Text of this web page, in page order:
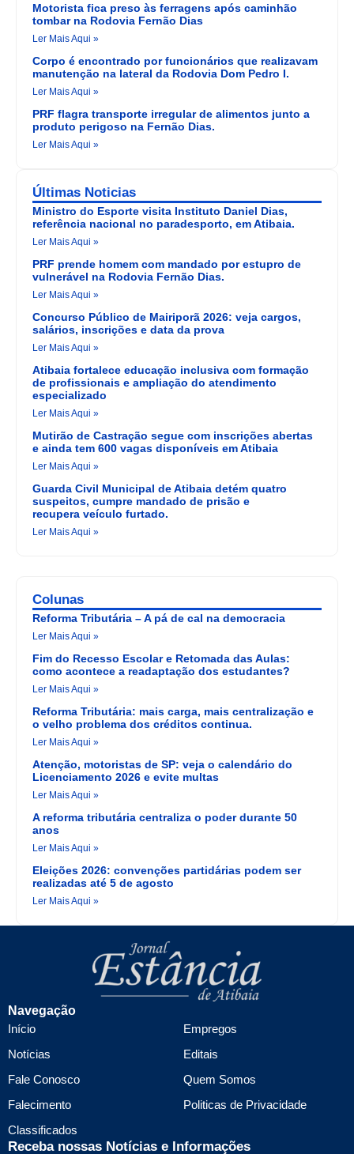
Motorista fica preso às ferragens após caminhão
tombar na Rodovia Fernão Dias
Ler Mais Aqui »
Corpo é encontrado por funcionários que realizavam
manutenção na lateral da Rodovia Dom Pedro I.
Ler Mais Aqui »
PRF flagra transporte irregular de alimentos junto a
produto perigoso na Fernão Dias.
Ler Mais Aqui »
Últimas Noticias
Ministro do Esporte visita Instituto Daniel Dias,
referência nacional no paradesporto, em Atibaia.
Ler Mais Aqui »
PRF prende homem com mandado por estupro de
vulnerável na Rodovia Fernão Dias.
Ler Mais Aqui »
Concurso Público de Mairiporã 2026: veja cargos,
salários, inscrições e data da prova
Ler Mais Aqui »
Atibaia fortalece educação inclusiva com formação
de profissionais e ampliação do atendimento
especializado
Ler Mais Aqui »
Mutirão de Castração segue com inscrições abertas
e ainda tem 600 vagas disponíveis em Atibaia
Ler Mais Aqui »
Guarda Civil Municipal de Atibaia detém quatro
suspeitos, cumpre mandado de prisão e
recupera veículo furtado.
Ler Mais Aqui »
Colunas
Reforma Tributária – A pá de cal na democracia
Ler Mais Aqui »
Fim do Recesso Escolar e Retomada das Aulas:
como acontece a readaptação dos estudantes?
Ler Mais Aqui »
Reforma Tributária: mais carga, mais centralização e
o velho problema dos créditos continua.
Ler Mais Aqui »
Atenção, motoristas de SP: veja o calendário do
Licenciamento 2026 e evite multas
Ler Mais Aqui »
A reforma tributária centraliza o poder durante 50
anos
Ler Mais Aqui »
Eleições 2026: convenções partidárias podem ser
realizadas até 5 de agosto
Ler Mais Aqui »
Navegação
Início
Notícias
Fale Conosco
Falecimento
Classificados
Empregos
Editais
Quem Somos
Politicas de Privacidade
Receba nossas Notícias e Informações